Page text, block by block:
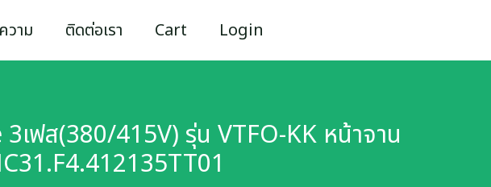
วาม ติดต่อเรา Cart Login
ฟส(380/415V) รุ่น VTFO-KK หน้าจาน